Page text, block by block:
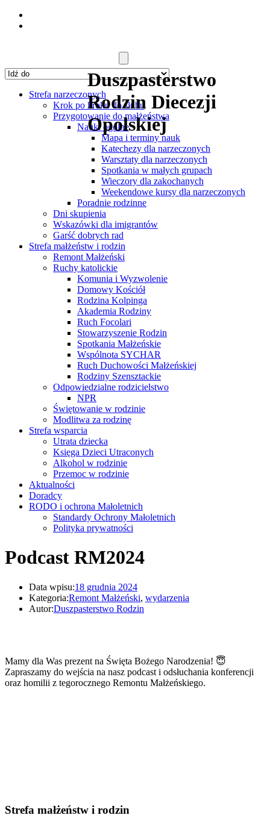
Duszpasterstwo
Rodzin Diecezji
Opolskiej
Strefa narzeczonych
Krok po kroku do ślubu
Przygotowanie do małżeństwa
Nauki ogólne
Mapa i terminy nauk
Katechezy dla narzeczonych
Warsztaty dla narzeczonych
Spotkania w małych grupach
Wieczory dla zakochanych
Weekendowe kursy dla narzeczonych
Poradnie rodzinne
Dni skupienia
Wskazówki dla imigrantów
Garść dobrych rad
Strefa małżeństw i rodzin
Remont Małżeński
Ruchy katolickie
Komunia i Wyzwolenie
Domowy Kościół
Rodzina Kolpinga
Akademia Rodziny
Ruch Focolari
Stowarzyszenie Rodzin
Spotkania Małżeńskie
Wspólnota SYCHAR
Ruch Duchowości Małżeńskiej
Rodziny Szensztackie
Odpowiedzialne rodzicielstwo
NPR
Świętowanie w rodzinie
Modlitwa za rodzinę
Strefa wsparcia
Utrata dziecka
Księga Dzieci Utraconych
Alkohol w rodzinie
Przemoc w rodzinie
Aktualności
Doradcy
RODO i ochrona Małoletnich
Standardy Ochrony Małoletnich
Polityka prywatności
Podcast RM2024
Data wpisu:18 grudnia 2024
Kategoria:Remont Małżeński, wydarzenia
Autor:Duszpasterstwo Rodzin
Mamy dla Was prezent na Święta Bożego Narodzenia! 😇
Zapraszamy do wejścia na nasz podcast i odsłuchania konferencji
oraz homilii z tegorocznego Remontu Małżeńskiego.
Strefa małżeństw i rodzin